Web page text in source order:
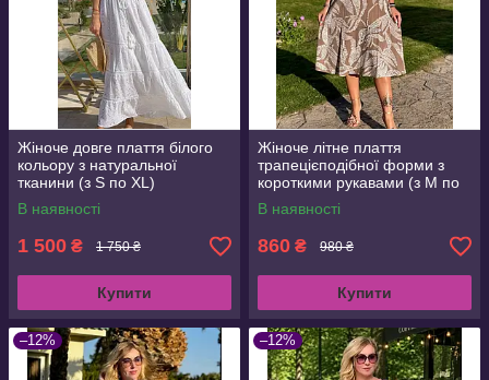
Жіноче довге плаття білого
кольору з натуральної
тканини (з S по XL)
В наявності
1 500 ₴ 1 750 ₴
Купити
Жіноче літне плаття
трапецієподібної форми з
короткими рукавами (з M по
3XL)
В наявності
860 ₴ 980 ₴
Купити
–12% –12%